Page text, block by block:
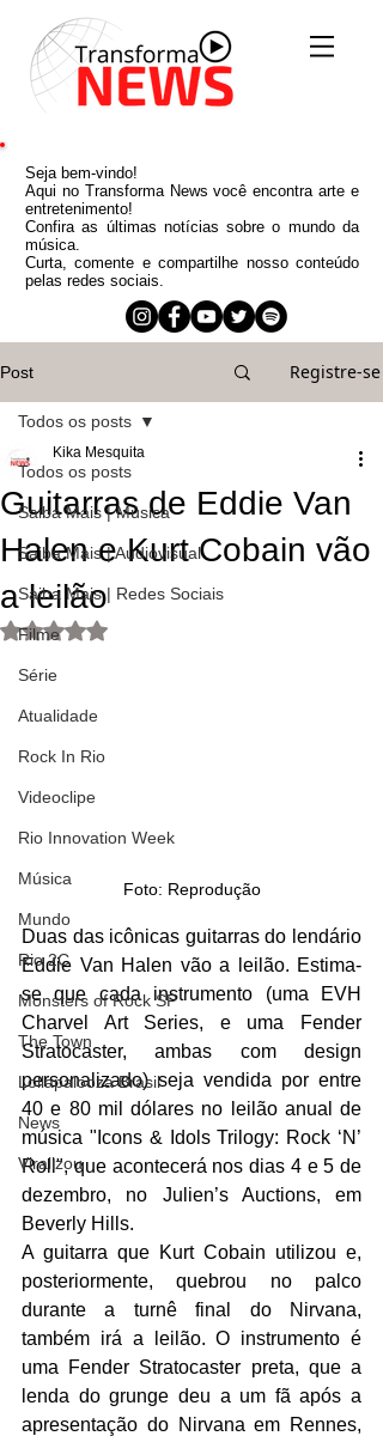
Seja bem-vindo!
Aqui no Transforma News você encontra arte e
entretenimento!
Confira as últimas notícias sobre o mundo da
música.
Curta, comente e compartilhe nosso conteúdo
pelas redes sociais.
Post Registre-se
Todos os posts
Saiba Mais | Música
Saiba Mais | Audiovisual
Saiba Mais | Redes Sociais
Filme
Série
Atualidade
Rock In Rio
Videoclipe
Rio Innovation Week
Música
Mundo
Rio 2C
Monsters of Rock SP
The Town
Lollapalooza Brasil
News
Viralizou
Todos os posts
Guitarras de Eddie Van
Halen e Kurt Cobain vão
a leilão
Kika Mesquita
Avaliado com NaN de 5 estrelas.
Foto: Reprodução
Duas das icônicas guitarras do lendário
Eddie Van Halen vão a leilão. Estima-
se que cada instrumento (uma EVH
Charvel Art Series, e uma Fender
Stratocaster, ambas com design
personalizado) seja vendida por entre
40 e 80 mil dólares no leilão anual de
música "Icons & Idols Trilogy: Rock ‘N’
Roll", que acontecerá nos dias 4 e 5 de
dezembro, no Julien’s Auctions, em
Beverly Hills.
A guitarra que Kurt Cobain utilizou e,
posteriormente, quebrou no palco
durante a turnê final do Nirvana,
também irá a leilão. O instrumento é
uma Fender Stratocaster preta, que a
lenda do grunge deu a um fã após a
apresentação do Nirvana em Rennes,